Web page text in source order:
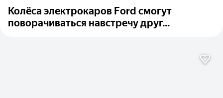
Колёса электрокаров Ford смогут
поворачиваться навстречу друг...